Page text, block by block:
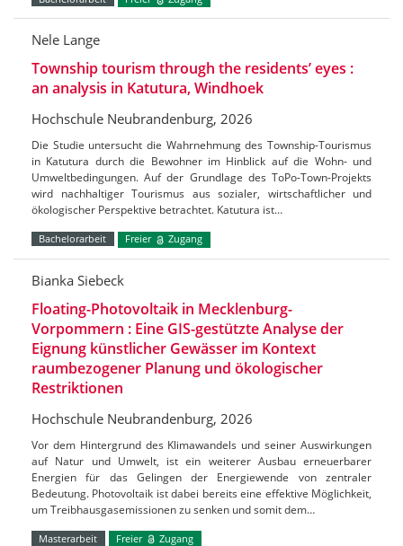
Nele Lange
Township tourism through the residents’ eyes :
an analysis in Katutura, Windhoek
Hochschule Neubrandenburg, 2026
Die Studie untersucht die Wahrnehmung des Township-Tourismus
in Katutura durch die Bewohner im Hinblick auf die Wohn- und
Umweltbedingungen. Auf der Grundlage des ToPo-Town-Projekts
wird nachhaltiger Tourismus aus sozialer, wirtschaftlicher und
ökologischer Perspektive betrachtet. Katutura ist…
Bachelorarbeit Freier Zugang
Bianka Siebeck
Floating-Photovoltaik in Mecklenburg-
Vorpommern : Eine GIS-gestützte Analyse der
Eignung künstlicher Gewässer im Kontext
raumbezogener Planung und ökologischer
Restriktionen
Hochschule Neubrandenburg, 2026
Vor dem Hintergrund des Klimawandels und seiner Auswirkungen
auf Natur und Umwelt, ist ein weiterer Ausbau erneuerbarer
Energien für das Gelingen der Energiewende von zentraler
Bedeutung. Photovoltaik ist dabei bereits eine effektive Möglichkeit,
um Treibhausgasemissionen zu senken und somit dem…
Masterarbeit Freier Zugang